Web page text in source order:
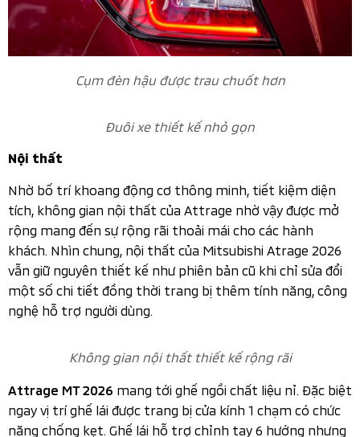
màu thân xe.
Mâm xe kích thước 15 inch